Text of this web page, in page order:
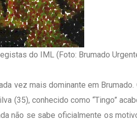
do IML (Foto: Brumado
vez mais dominante em
(35), conhecido como “Tingo”
não se sabe oficialmente os